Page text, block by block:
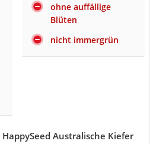
ohne auffällige
Blüten
nicht immergrün
Australische Kiefer